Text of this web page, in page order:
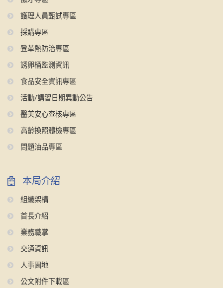
護理人員甄試專區
採購專區
登革熱防治專區
誘卵桶監測資訊
食品安全資訊專區
活動/講習日期異動公告
醫美安心查核專區
高齡換照體檢專區
問題油品專區
本局介紹
組織架構
首長介紹
業務職掌
交通資訊
人事園地
公文附件下載區